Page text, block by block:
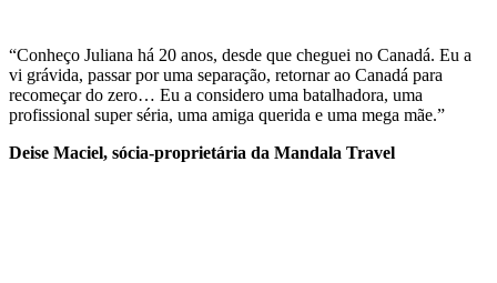
“Conheço Juliana há 20 anos, desde que cheguei no Canadá. Eu a
vi grávida, passar por uma separação, retornar ao Canadá para
recomeçar do zero… Eu a considero uma batalhadora, uma
profissional super séria, uma amiga querida e uma mega mãe.”
Deise Maciel, sócia-proprietária da Mandala Travel